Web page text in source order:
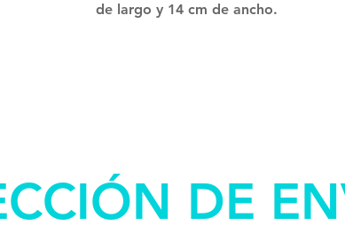
de largo y 14 cm de ancho.
DE